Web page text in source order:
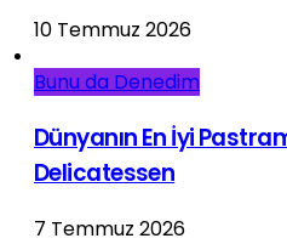
10 Temmuz 2026
Bunu da Denedim
Dünyanın En İyi
Delicatessen
7 Temmuz 2026